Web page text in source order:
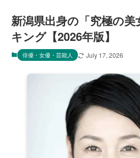
新潟県出身の「究極の美
キング【2026年版】
俳優・女優・芸能人 July 17, 2026